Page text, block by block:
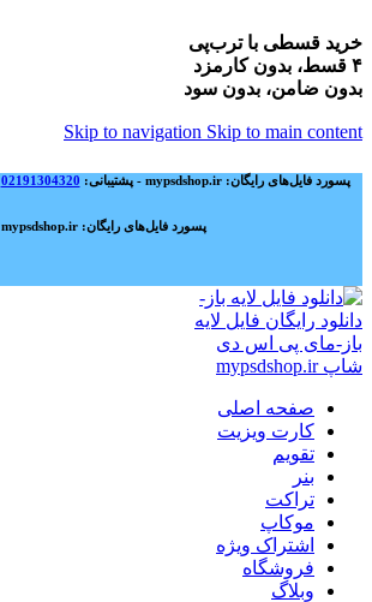
خرید قسطی با ترب‌پی
۴ قسط، بدون کارمزد
بدون ضامن، بدون سود
Skip to navigation Skip to main content
پسورد فایل‌های رایگان: mypsdshop.ir - پشتیبانی: arshiya_ag@yahoo.com 02191304320
پسورد فایل‌های رایگان: mypsdshop.ir
صفحه اصلی
کارت ویزیت
تقویم
بنر
تراکت
موکاپ
اشتراک ویژه
فروشگاه
وبلاگ